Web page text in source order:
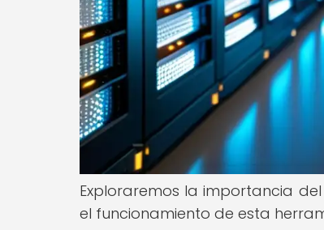
Exploraremos la importancia
el funcionamiento de esta